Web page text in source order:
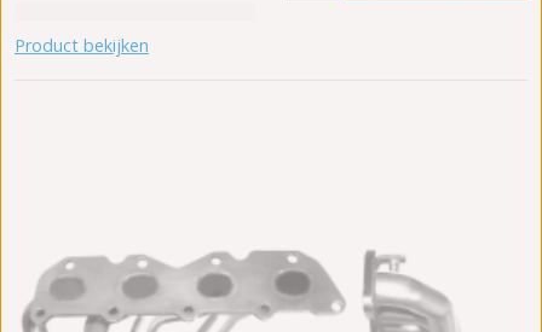
Product bekijken